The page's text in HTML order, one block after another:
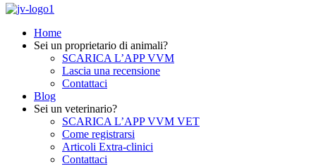
Home
Sei un proprietario di animali?
SCARICA L’APP VVM
Lascia una recensione
Contattaci
Blog
Sei un veterinario?
SCARICA L’APP VVM VET
Come registrarsi
Articoli Extra-clinici
Contattaci